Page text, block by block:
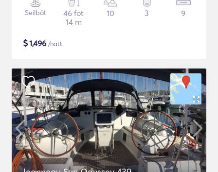
Seilbåt
46 fot
14 m
10 3 9
$1,496 /natt